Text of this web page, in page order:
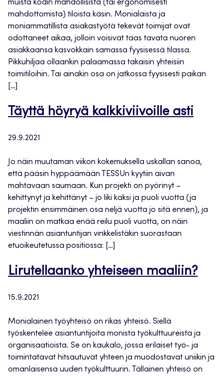
muista kodin mahdollisista (tai ergonomisesti
mahdottomista) tiloista käsin. Monialaista ja
moniammatillista asiakastyötä tekevät toimijat ovat
odottaneet aikaa, jolloin voisivat taas tavata nuoren
asiakkaansa kasvokkain samassa fyysisessä tilassa.
Pikkuhiljaa ollaankin palaamassa takaisin yhteisiin
toimitiloihin. Tai ainakin osa on jatkossa fyysisesti paikan
[…]
Täyttä höyryä kalkkiviivoille asti
29.9.2021
Jo näin muutaman viikon kokemuksella uskallan sanoa,
että pääsin hyppäämään TESSUn kyytiin aivan
mahtavaan saumaan. Kun projekti on pyörinyt –
kehittynyt ja kehittänyt – jo liki kaksi ja puoli vuotta (ja
projektin ensimmäinen osa neljä vuotta jo sitä ennen), ja
maaliin on matkaa enää reilu puoli vuotta, on näin
viestinnän asiantuntijan vinkkelistäkin suorastaan
etuoikeutetussa positiossa: […]
Lirutellaanko yhteiseen maaliin?
15.9.2021
Monialainen työyhteisö on rikas yhteisö. Siellä
työskentelee asiantuntijoita monista työkulttuureista ja
organisaatioista. Se on kaukalo, jossa erilaiset työ- ja
toimintatavat hitsautuvat yhteen ja muodostavat uniikin ja
omanlaisensa uuden työkulttuurin. Tällainen yhteisö on